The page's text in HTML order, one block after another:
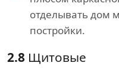
отделывать дом
постройки.
2.8 Щитовые